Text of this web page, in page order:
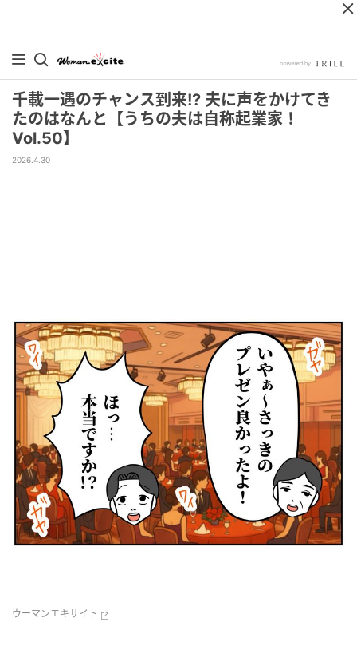
千載一遇のチャンス到来!? 夫に声をかけてき
たのはなんと【うちの夫は自称起業家！
Vol.50】
2026.4.30
ウーマンエキサイト